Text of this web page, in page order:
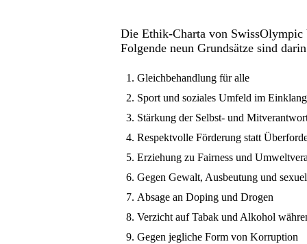
Die Ethik-Charta von SwissOlympic
Folgende neun Grundsätze sind
Gleichbehandlung für alle
Sport und soziales Umfeld im Einklang
Stärkung der Selbst- und
Respektvolle Förderung statt
Erziehung zu Fairness und
Gegen Gewalt, Ausbeutung und
Absage an Doping und Drogen
Verzicht auf Tabak und Alkohol
Gegen jegliche Form von Korruption